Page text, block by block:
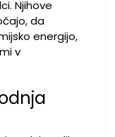
Njihove
da
energijo,
v